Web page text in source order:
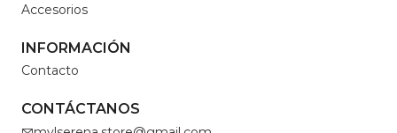
Accesorios
INFORMACIÓN
Contacto
CONTÁCTANOS